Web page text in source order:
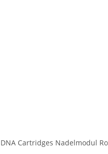
DNA Cartridges Nadelmodul